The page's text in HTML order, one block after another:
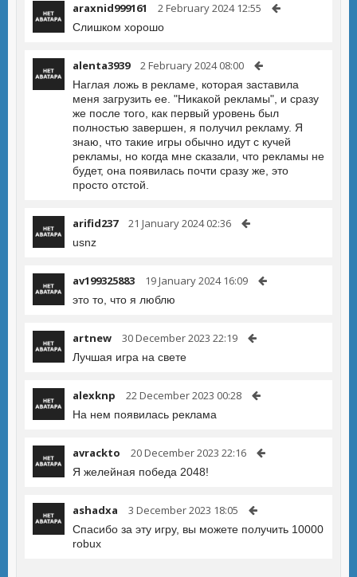
araxnid999161 2 February 2024 12:55
Слишком хорошо
alenta3939 2 February 2024 08:00
Наглая ложь в рекламе, которая заставила
меня загрузить ее. "Никакой рекламы", и сразу
же после того, как первый уровень был
полностью завершен, я получил рекламу. Я
знаю, что такие игры обычно идут с кучей
рекламы, но когда мне сказали, что рекламы не
будет, она появилась почти сразу же, это
просто отстой.
arifid237 21 January 2024 02:36
usnz
av199325883 19 January 2024 16:09
это то, что я люблю
artnew 30 December 2023 22:19
Лучшая игра на свете
alexknp 22 December 2023 00:28
На нем появилась реклама
avrackto 20 December 2023 22:16
Я желейная победа 2048!
ashadxa 3 December 2023 18:05
Спасибо за эту игру, вы можете получить 10000
robux